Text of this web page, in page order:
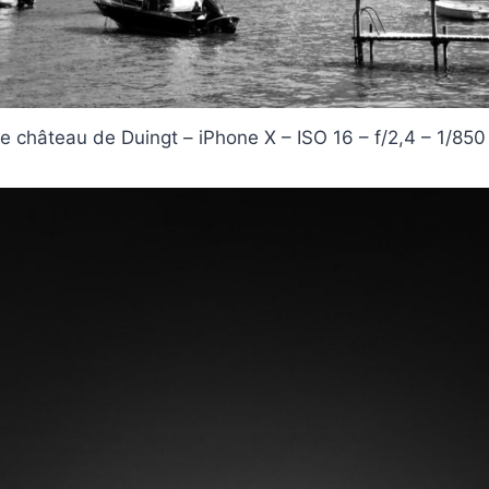
château de Duingt – iPhone X – ISO 16 – f/2,4 – 1/850